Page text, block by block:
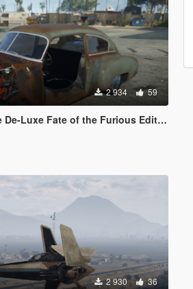
2 934 59
of the Furious Edition [Add-On | VehFuncs V]
2 930 36